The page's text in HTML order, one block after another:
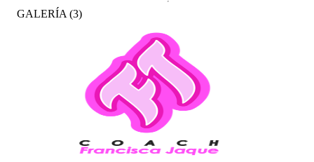
GALERÍA (3)